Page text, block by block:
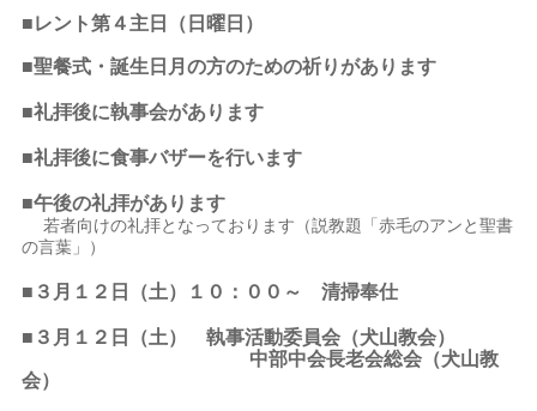
■レント第４主日（日曜日）
■聖餐式・誕生日月の方のための祈りがあります
■礼拝後に執事会があります
■礼拝後に食事バザーを行います
■午後の礼拝があります
若者向けの礼拝となっております（説教題「赤毛のアンと聖書
の言葉」）
■３月１２日（土）１０：００～ 清掃奉仕
■３月１２日（土） 執事活動委員会（犬山教会）
中部中会長老会総会（犬山教
会）